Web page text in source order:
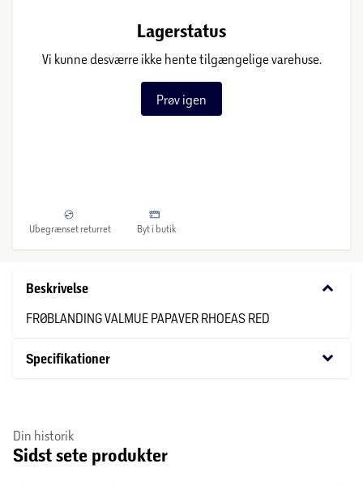
Lagerstatus
Vi kunne desværre ikke hente tilgængelige varehuse.
Prøv igen
Ubegrænset returret Byt i butik
Beskrivelse keyboard_arrow_down
FRØBLANDING VALMUE PAPAVER RHOEAS RED
Specifikationer keyboard_arrow_down
Din historik
Sidst sete produkter